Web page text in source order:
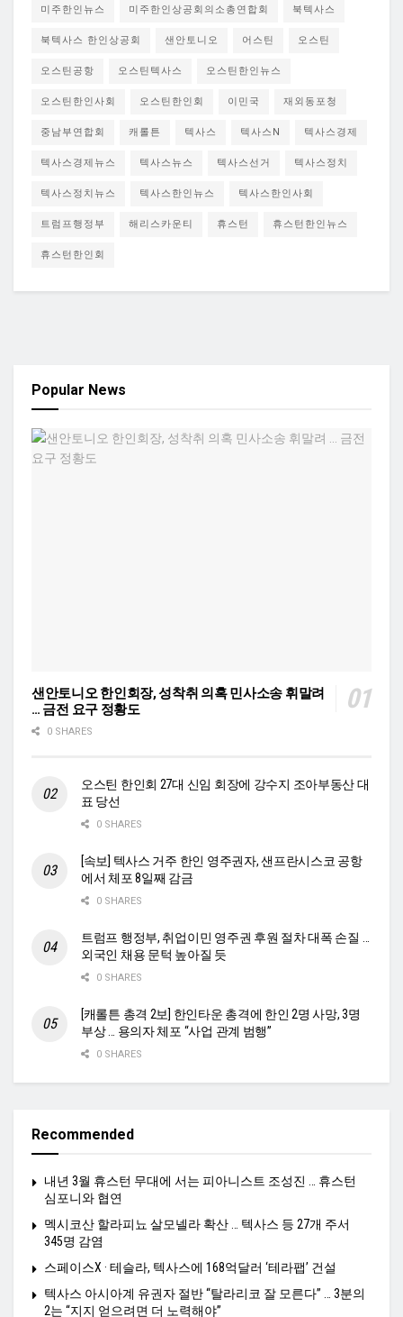
미주한인뉴스 미주한인상공회의소총연합회 북텍사스
북텍사스 한인상공회 샌안토니오 어스틴 오스틴
오스틴공항 오스틴텍사스 오스틴한인뉴스
오스틴한인사회 오스틴한인회 이민국 재외동포청
중남부연합회 캐롤튼 텍사스 텍사스N 텍사스경제
텍사스경제뉴스 텍사스뉴스 텍사스선거 텍사스정치
텍사스정치뉴스 텍사스한인뉴스 텍사스한인사회
트럼프행정부 해리스카운티 휴스턴 휴스턴한인뉴스
휴스턴한인회
Popular News
샌안토니오 한인회장, 성착취 의혹 민사소송 휘말려
… 금전 요구 정황도
0 SHARES
오스틴 한인회 27대 신임 회장에 강수지 조아부동산 대
표 당선
0 SHARES
[속보] 텍사스 거주 한인 영주권자, 샌프란시스코 공항
에서 체포 8일째 감금
0 SHARES
트럼프 행정부, 취업이민 영주권 후원 절차 대폭 손질 …
외국인 채용 문턱 높아질 듯
0 SHARES
[캐롤튼 총격 2보] 한인타운 총격에 한인 2명 사망, 3명
부상 … 용의자 체포 “사업 관계 범행”
0 SHARES
Recommended
내년 3월 휴스턴 무대에 서는 피아니스트 조성진 … 휴스턴
심포니와 협연
멕시코산 할라피뇨 살모넬라 확산 … 텍사스 등 27개 주서
345명 감염
스페이스X · 테슬라, 텍사스에 168억달러 ‘테라팹’ 건설
텍사스 아시아계 유권자 절반 “탈라리코 잘 모른다” … 3분의
2는 “지지 얻으려면 더 노력해야”